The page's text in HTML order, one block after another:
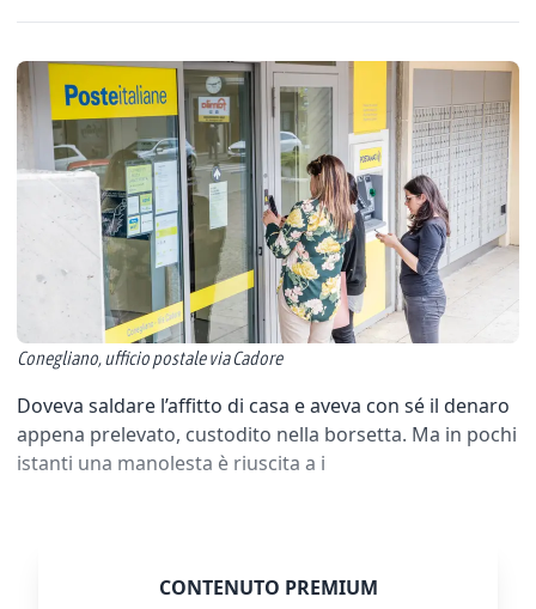
Conegliano, ufficio postale via Cadore
Doveva saldare l’affitto di casa e aveva con sé il denaro
appena prelevato, custodito nella borsetta. Ma in pochi
istanti una manolesta è riuscita a i
CONTENUTO PREMIUM